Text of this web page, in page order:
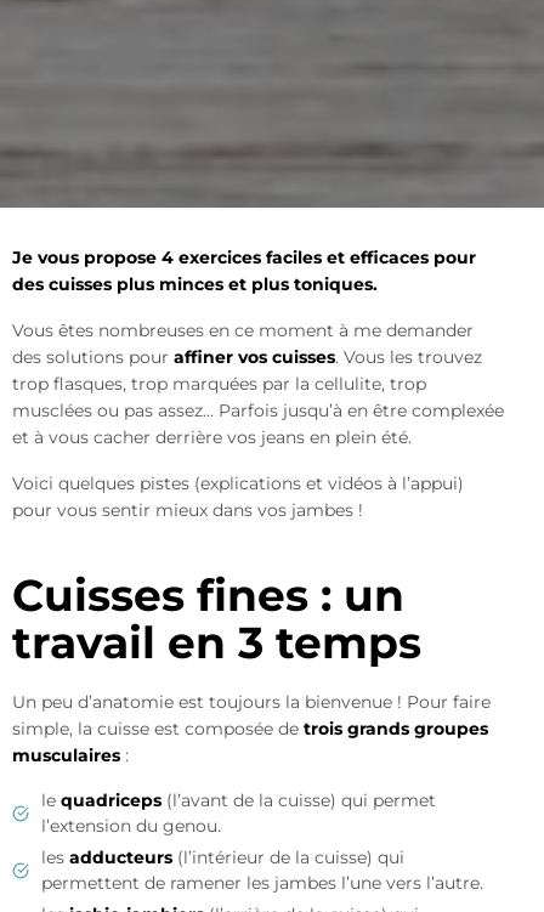
Je vous propose 4 exercices faciles et efficaces pour
des cuisses plus minces et plus toniques.
Vous êtes nombreuses en ce moment à me demander
des solutions pour affiner vos cuisses. Vous les trouvez
trop flasques, trop marquées par la cellulite, trop
musclées ou pas assez… Parfois jusqu’à en être complexée
et à vous cacher derrière vos jeans en plein été.
Voici quelques pistes (explications et vidéos à l’appui)
pour vous sentir mieux dans vos jambes !
Cuisses fines : un
travail en 3 temps
Un peu d’anatomie est toujours la bienvenue ! Pour faire
simple, la cuisse est composée de trois grands groupes
musculaires :
le quadriceps (l’avant de la cuisse) qui permet
l’extension du genou.
les adducteurs (l’intérieur de la cuisse) qui
permettent de ramener les jambes l’une vers l’autre.